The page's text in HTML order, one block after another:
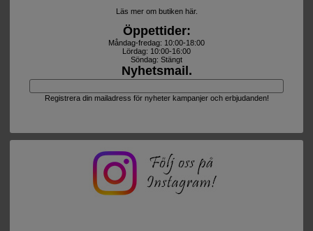
Läs mer om butiken här.
Öppettider:
Måndag-fredag: 10:00-18:00
Lördag: 10:00-16:00
Söndag: Stängt
Nyhetsmail.
Registrera din mailadress för nyheter kampanjer och erbjudanden!